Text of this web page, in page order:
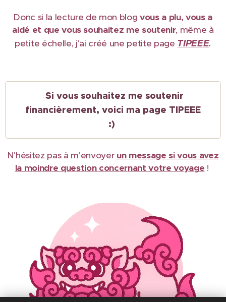
Donc si la lecture de mon blogvous a plu, vous a
aidé et que vous souhaitez me soutenir, même à
petite échelle, j'ai créé une petite page TIPEEE.
Si vous souhaitez me soutenir
financièrement, voici ma page TIPEEE
:)
N'hésitez pas à m'envoyer un message si vous avez
la moindre question concernant votre voyage !